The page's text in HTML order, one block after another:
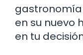
en su nuevo
en tu